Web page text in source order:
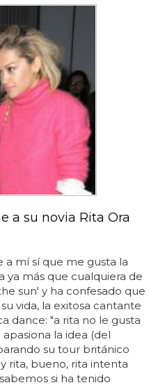
a su novia Rita Ora
a mí sí que me gusta la
ya más que cualquiera de
sun' y ha confesado que
vida, la exitosa cantante
dance: "a rita no le gusta
la idea (del
su tour británico
rita, bueno, rita intenta
si ha tenido